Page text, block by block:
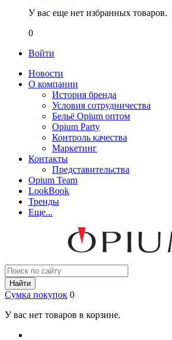
У вас еще нет избранных товаров.
0
Войти
Новости
О компании
История бренда
Условия сотрудничества
Бельё Opium оптом
Opium Party
Контроль качества
Маркетинг
Контакты
Представительства
Opium Team
LookBook
Тренды
Еще...
Найти
Сумка покупок 0
У вас нет товаров в корзине.